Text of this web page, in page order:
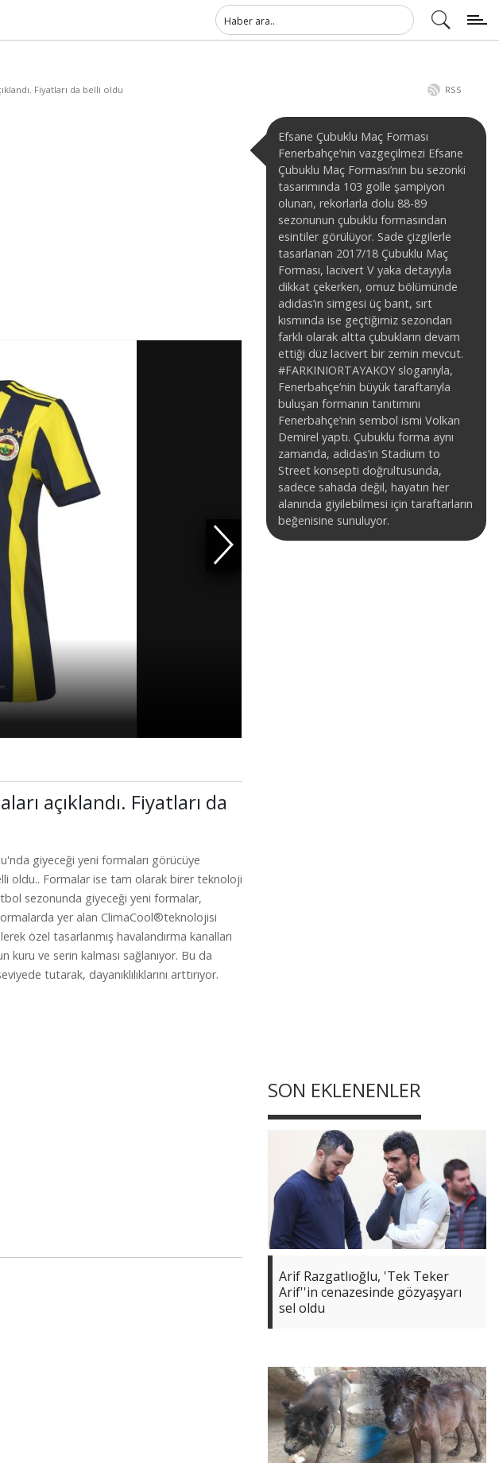
Fiyatları da belli oldu RSS
açıklandı. Fiyatları da
giyeceği yeni formaları görücüye
oldu.. Formalar ise tam olarak birer teknoloji
sezonunda giyeceği yeni formalar,
yer alan ClimaCool®teknolojisi
özel tasarlanmış havalandırma kanalları
kuru ve serin kalması sağlanıyor. Bu da
tutarak, dayanıklılıklarını arttırıyor.
Efsane Çubuklu Maç Forması
Fenerbahçe’nin vazgeçilmezi Efsane
Çubuklu Maç Forması’nın bu sezonki
tasarımında 103 golle şampiyon
olunan, rekorlarla dolu 88-89
sezonunun çubuklu formasından
esintiler görülüyor. Sade çizgilerle
tasarlanan 2017/18 Çubuklu Maç
Forması, lacivert V yaka detayıyla
dikkat çekerken, omuz bölümünde
adidas’ın simgesi üç bant, sırt
kısmında ise geçtiğimiz sezondan
farklı olarak altta çubukların devam
ettiği düz lacivert bir zemin mevcut.
#FARKINIORTAYAKOY sloganıyla,
Fenerbahçe’nin büyük taraftarıyla
buluşan formanın tanıtımını
Fenerbahçe’nin sembol ismi Volkan
Demirel yaptı. Çubuklu forma aynı
zamanda, adidas’ın Stadium to
Street konsepti doğrultusunda,
sadece sahada değil, hayatın her
alanında giyilebilmesi için taraftarların
beğenisine sunuluyor.
SON EKLENENLER
Arif Razgatlıoğlu, 'Tek Teker
Arif''in cenazesinde gözyaşyarı
sel oldu